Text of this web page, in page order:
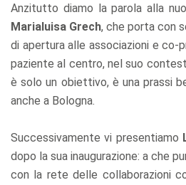
Anzitutto diamo la parola alla
Marialuisa Grech, che porta con
di apertura alle associazioni e
paziente al centro, nel suo
è solo un obiettivo, è una prassi
anche a Bologna.
Successivamente vi presentiamo
dopo la sua inaugurazione: a che
con la rete delle collaborazioni